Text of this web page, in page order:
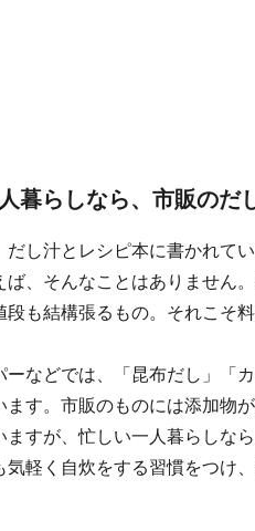
暮らしなら、市販のだ
だし汁とレシピ本に書かれて
ば、そんなことはありません
段も結構張るもの。それこそ
ーなどでは、「昆布だし」「
ます。市販のものには添加物
ますが、忙しい一人暮らしな
気軽く自炊をする習慣をつけ